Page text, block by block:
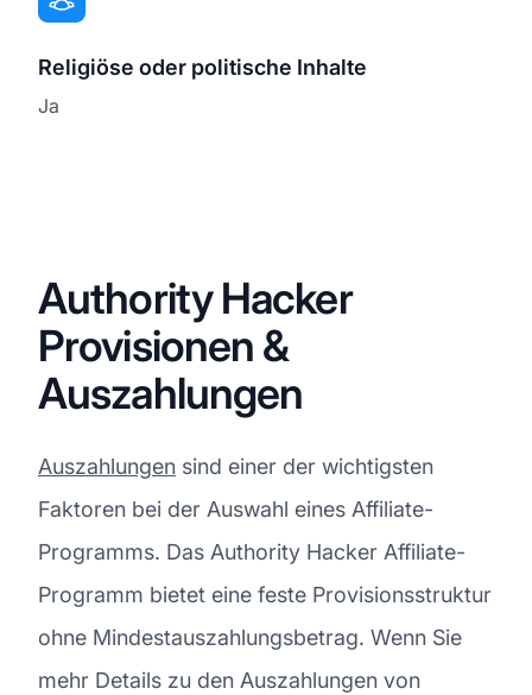
Religiöse oder politische Inhalte
Ja
Authority Hacker
Provisionen &
Auszahlungen
Auszahlungen sind einer der wichtigsten
Faktoren bei der Auswahl eines Affiliate-
Programms. Das Authority Hacker Affiliate-
Programm bietet eine feste Provisionsstruktur
ohne Mindestauszahlungsbetrag. Wenn Sie
mehr Details zu den Auszahlungen von